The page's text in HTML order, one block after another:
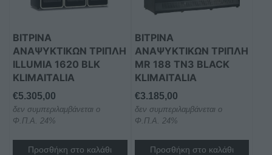
ΒΙΤΡΙΝΑ
ΑΝΑΨΥΚΤΙΚΩΝ ΤΡΙΠΛΗ
ILLUMIA 1620 BLK
KLIMAITALIA
€5.305,00
δεν συμπεριλαμβάνεται ο
Φ.Π.Α. 24%
Προσθήκη στο καλάθι
ΒΙΤΡΙΝΑ
ΑΝΑΨΥΚΤΙΚΩΝ ΤΡΙΠΛΗ
MR 188 TN3 BLACK
KLIMAITALIA
€3.185,00
δεν συμπεριλαμβάνεται ο
Φ.Π.Α. 24%
Προσθήκη στο καλάθι